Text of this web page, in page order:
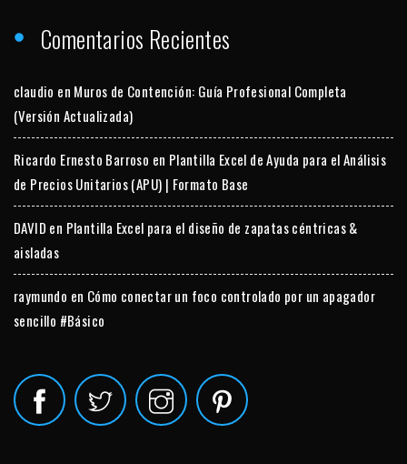
Comentarios Recientes
claudio en Muros de Contención: Guía Profesional Completa
(Versión Actualizada)
Ricardo Ernesto Barroso en Plantilla Excel de Ayuda para el Análisis
de Precios Unitarios (APU) | Formato Base
DAVID en Plantilla Excel para el diseño de zapatas céntricas &
aisladas
raymundo en Cómo conectar un foco controlado por un apagador
sencillo #Básico